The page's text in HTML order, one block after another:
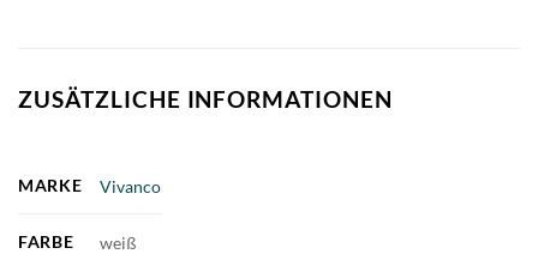
ZUSÄTZLICHE INFORMATIONEN
MARKE Vivanco
FARBE weiß